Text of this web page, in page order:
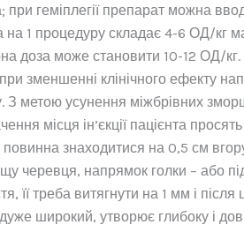
геміплегії препарат можна
1 процедуру складає 4-6 ОД/кг
доза може становити 10-12 ОД/
при зменшенні клінічного ефекту
З метою усунення міжбрівних
місця ін’єкції пацієнта
знаходитися на 0,5 см
черевця, напрямок голки – або
її треба витягнути на 1 мм і
дуже широкий, утворює глибоку і